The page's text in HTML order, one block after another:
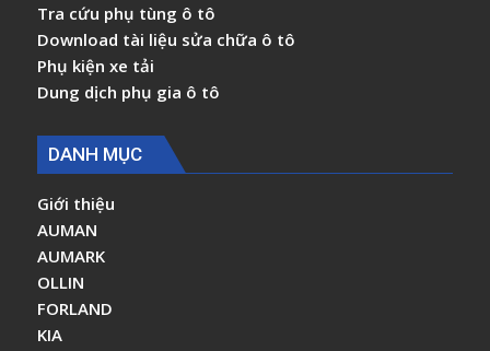
Tra cứu phụ tùng ô tô
Download tài liệu sửa chữa ô tô
Phụ kiện xe tải
Dung dịch phụ gia ô tô
DANH MỤC
Giới thiệu
AUMAN
AUMARK
OLLIN
FORLAND
KIA